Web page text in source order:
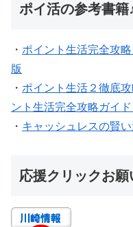
ポイ活の参考書籍
・ ポイント生活完全攻
版
・ ポイント生活２徹底
ント生活完全攻略ガイ
・ キャッシュレスの賢
応援クリックお願